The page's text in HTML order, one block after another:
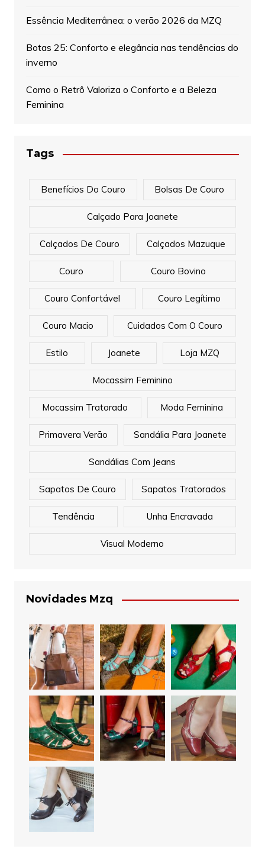
Essência Mediterrânea: o verão 2026 da MZQ
Botas 25: Conforto e elegância nas tendências do
inverno
Como o Retrô Valoriza o Conforto e a Beleza
Feminina
Tags
Benefícios Do Couro Bolsas De Couro
Calçado Para Joanete
Calçados De Couro Calçados Mazuque
Couro Couro Bovino
Couro Confortável Couro Legítimo
Couro Macio Cuidados Com O Couro
Estilo Joanete Loja MZQ
Mocassim Feminino
Mocassim Tratorado Moda Feminina
Primavera Verão Sandália Para Joanete
Sandálias Com Jeans
Sapatos De Couro Sapatos Tratorados
Tendência Unha Encravada
Visual Moderno
Novidades Mzq